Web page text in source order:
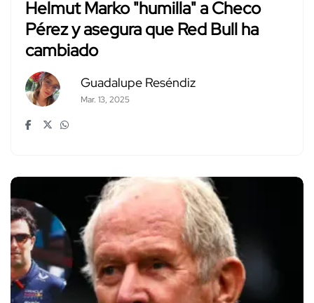
Helmut Marko "humilla" a Checo
Pérez y asegura que Red Bull ha
cambiado
Guadalupe Reséndiz
Mar. 13, 2025